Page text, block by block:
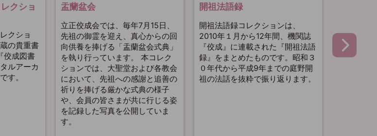
クショ
クショ
の貴重書
佼成図書
ルアーカ
す。
盂蘭盆会
立正佼成会では、毎年7月15日、
先祖の御霊を迎え、真心からの回
向供養を捧げる「盂蘭盆会式典」
を執り行っています。 本コレク
ションでは、大聖堂および各教会
において、先祖への感謝と追善の
祈りを捧げる厳かな式典の様子
や、会員の皆さまが共に行じる姿
を記録した写真を公開していま
す。
開祖法語録
開祖法語録コレクションは、
2010年１月から12年間、機関誌
『佼成』に連載された『開祖法語
録』をまとめたものです。昭和３
０年代から平成9年までの庭野開
祖の法話を抜粋で振り返ります。
開祖さま
事）コレ
『一心』